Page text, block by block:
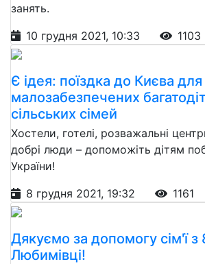
занять.
10 грудня 2021, 10:33
1103
Є ідея: поїздка до Києва для
малозабезпечених
сільських сімей
Хостели, готелі, розважальні
добрі люди – допоможіть дітям
України!
8 грудня 2021, 19:32
1161
Дякуємо за допомогу сім'ї з
Любимівці!